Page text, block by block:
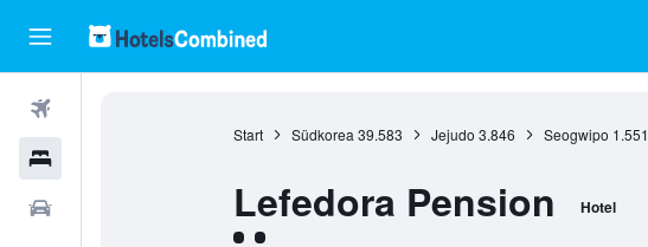
Start Südkorea 39.583 Jejudo 3.846 Seogwipo 1.551
Lefedora Pension Hotel
Bewertungskategorie 2